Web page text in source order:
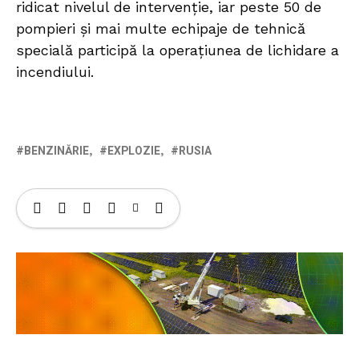
ridicat nivelul de intervenție, iar peste 50 de
pompieri și mai multe echipaje de tehnică
specială participă la operațiunea de lichidare a
incendiului.
BENZINĂRIE EXPLOZIE RUSIA